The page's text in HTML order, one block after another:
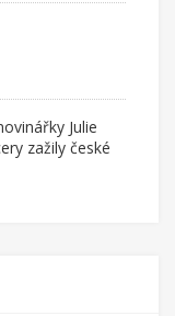
Julie
zažily české